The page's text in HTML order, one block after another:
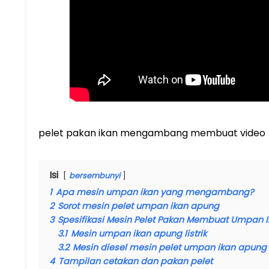
pelet pakan ikan mengambang membuat video
Isi bersembunyi
1 Apa mesin umpan ikan yang mengambang?
2 Sorot mesin pelet umpan ikan apung
3 Spesifikasi Mesin Pelet Pakan Membuat Umpan
3.1 Mesin umpan ikan apung listrik
3.2 Mesin diesel mesin pelet umpan ikan apung
4 Tampilan cetakan dan pakan pelet